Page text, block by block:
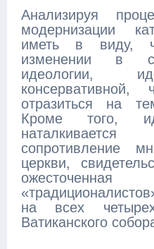
Анализируя
модернизации
иметь в виду,
изменении в
идеологии,
отразиться на
Кроме того,
сопротивление
церкви,
на всех
Ватиканского